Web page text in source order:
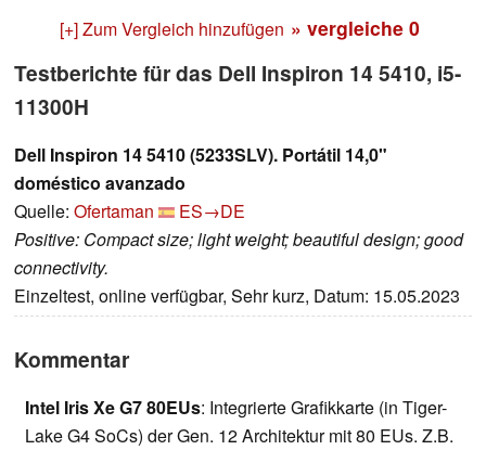
[+] Zum Vergleich hinzufügen » vergleiche 0
Testberichte für das Dell Inspiron 14 5410, i5-
11300H
Dell Inspiron 14 5410 (5233SLV). Portátil 14,0"
doméstico avanzado
Quelle: Ofertaman
ES→DE
Positive: Compact size; light weight; beautiful design; good
connectivity.
Einzeltest, online verfügbar, Sehr kurz, Datum: 15.05.2023
Kommentar
Intel Iris Xe G7 80EUs: Integrierte Grafikkarte (in Tiger-
Lake G4 SoCs) der Gen. 12 Architektur mit 80 EUs. Z.B.